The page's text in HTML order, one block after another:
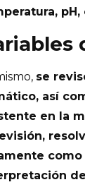
se
así
en la